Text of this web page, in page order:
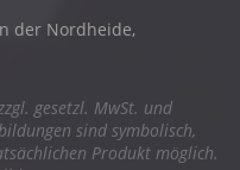
der Nordheide,
gesetzl. MwSt. und
sind symbolisch,
Produkt möglich.